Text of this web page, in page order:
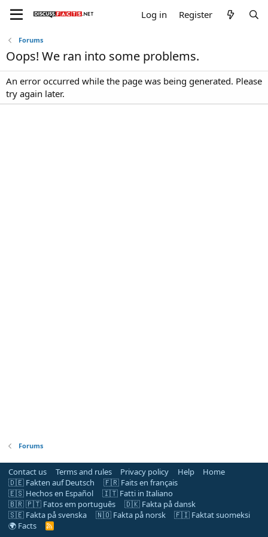
Log in Register
Forums
Oops! We ran into some problems.
An error occurred while the page was being generated. Please
try again later.
Forums
Contact us Terms and rules Privacy policy Help
Home
🇩🇪 Fakten auf Deutsch
🇫🇷 Faits en français
🇪🇸 Hechos en Español
🇮🇹 Fatti in Italiano
🇧🇷 🇵🇹 Fatos em português
🇩🇰 Fakta på dansk
🇸🇪 Fakta på svenska
🇳🇴 Fakta på norsk
🇫🇮 Faktat suomeksi
🌍 Facts
R